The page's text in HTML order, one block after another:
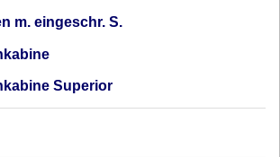
m. eingeschr. S.
Superior